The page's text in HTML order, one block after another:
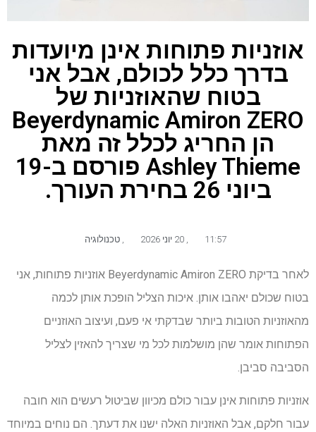
אוזניות פתוחות אינן מיועדות
בדרך כלל לכולם, אבל אני
בטוח שהאוזניות של
Beyerdynamic Amiron ZERO
הן החריג לכלל זה מאת
Ashley Thieme פורסם ב-19
ביוני 26 בחירת העורך.
11:57 20 יוני 2026 טכנולוגיה
לאחר בדיקת Beyerdynamic Amiron ZERO אוזניות פתוחות, אני
בטוח שכולם יאהבו אותן. איכות הצליל הופכת אותן לכמה
מהאוזניות הטובות ביותר שבדקתי אי פעם, ועיצוב האוזניים
הפתוחות אומר שהן מושלמות לכל מי שצריך להאזין לצליל
הסביבה סביבן.
אוזניות פתוחות אינן עבור כולם מכיוון שביטול רעשים הוא חובה
עבור חלקם, אבל האוזניות האלה ישנו את דעתך. הם נוחים במיוחד